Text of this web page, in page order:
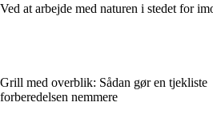
Ved at arbejde med naturen i stedet for
Grill med overblik: Sådan gør en tjekliste
forberedelsen nemmere